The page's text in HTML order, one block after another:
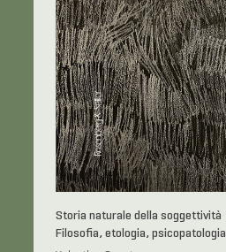
Storia naturale della soggettività
Filosofia, etologia, psicopatologia